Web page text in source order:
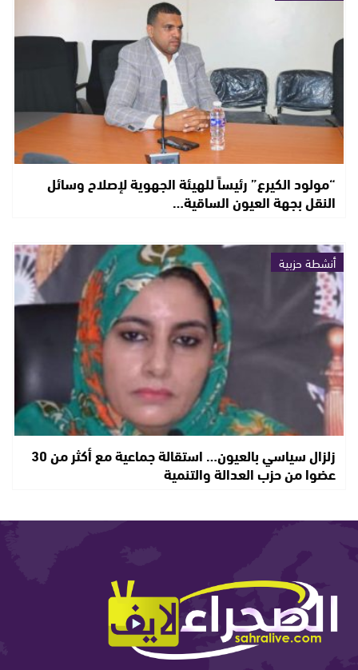
“مولود الكيرع” رئيساً للهيئة الجهوية لإصلاح وسائل
النقل بجهة العيون الساقية…
أنشطة حزبية
زلزال سياسي بالعيون… استقالة جماعية مع أكثر من 30
عضوا من حزب العدالة والتنمية